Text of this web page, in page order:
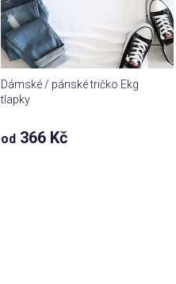
Dámské / pánské tričko Ekg
tlapky
od 366 Kč